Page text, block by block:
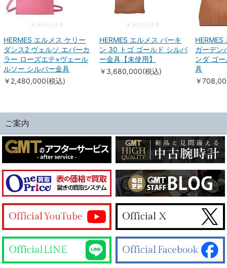
HERMES エルメス ケリー
ダンス2 ヴェルソ エバーカ
ラー ローズエテ×ヴェール
ルソー シルバー金具
￥2,480,000(税込)
HERMES エルメス バーキ
ン 30 トゴ ゴールド シルバ
ー金具【未使用】
￥3,680,000(税込)
ガーデン
ンダ ゴ
具
￥
ご案内